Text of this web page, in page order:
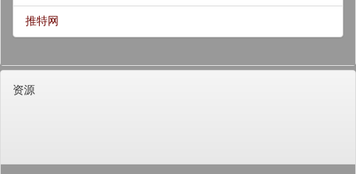
推特网
资源